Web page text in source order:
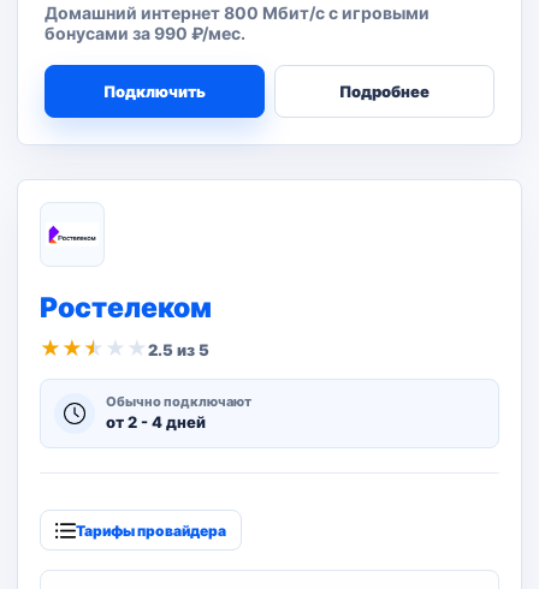
Домашний интернет 800 Мбит/с с игровыми
бонусами за 990 ₽/мес.
Подключить Подробнее
Ростелеком
★ ★ ★ ★ ★2.5 из 5
Обычно подключают
от 2 - 4 дней
Тарифы провайдера